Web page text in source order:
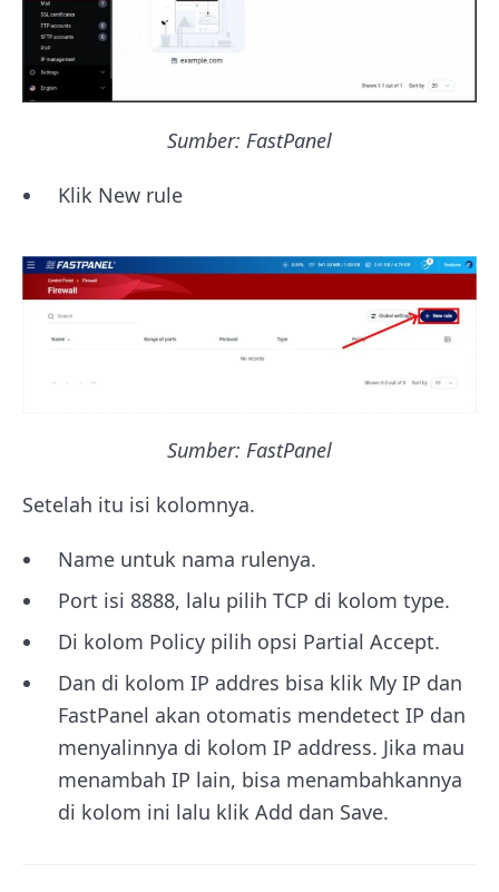
Sumber: FastPanel
Klik New rule
Sumber: FastPanel
Setelah itu isi kolomnya.
Name untuk nama rulenya.
Port isi 8888, lalu pilih TCP di kolom type.
Di kolom Policy pilih opsi Partial Accept.
Dan di kolom IP addres bisa klik My IP dan
FastPanel akan otomatis mendetect IP dan
menyalinnya di kolom IP address. Jika mau
menambah IP lain, bisa menambahkannya
di kolom ini lalu klik Add dan Save.